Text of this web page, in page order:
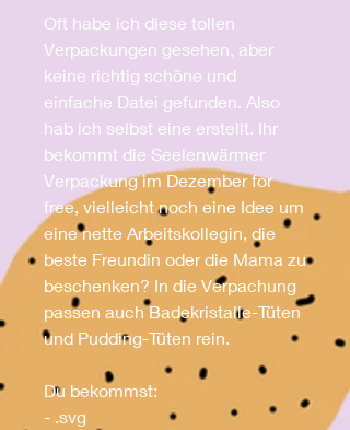
Oft habe ich diese tollen
Verpackungen gesehen, aber
keine richtig schöne und
einfache Datei gefunden. Also
hab ich selbst eine erstellt. Ihr
bekommt die Seelenwärmer
Verpackung im Dezember for
free, vielleicht noch eine Idee um
eine nette Arbeitskollegin, die
beste Freundin oder die Mama zu
beschenken? In die Verpachung
passen auch Badekristalle-Tüten
und Pudding-Tüten rein.
Du bekommst:
- .svg